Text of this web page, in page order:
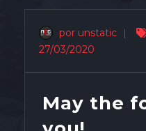
por unstatic |
27/03/2020
May the